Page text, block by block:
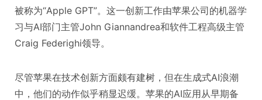
被称为“Apple GPT”。这一创新工作由苹果公司的机器学
习与AI部门主管John Giannandrea和软件工程高级主管
Craig Federighi领导。
尽管苹果在技术创新方面颇有建树，但在生成式AI浪潮
中，他们的动作似乎稍显迟缓。苹果的AI应用从早期备